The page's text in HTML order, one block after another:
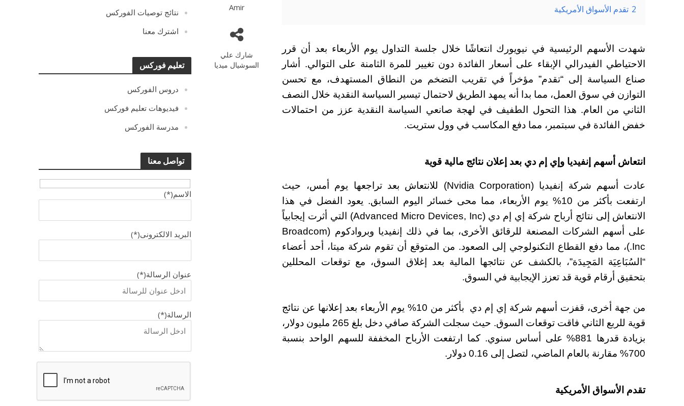
نتائج توصيات الفوركس
اشترك معنا
تعليم فوركس
دروس الفوركس
فيديوهات تعليم فوركس
مدرسة الفوركس
تواصل معنا
الاسم(*)
البريد الالكترونى(*)
عنوان الرسالة(*)
الرسالة(*)
Amir
شارك علي
السوشيال ميديا
2 تقدم الأسواق الأمريكية
شهدت الأسهم الرئيسية في نيويورك انتعاشًا خلال جلسة التداول يوم الأربعاء بعد أن قرر
الاحتياطي الفيدرالي الإبقاء على أسعار الفائدة دون تغيير للمرة الثامنة على التوالي. أشار
صناع السياسة إلى “تقدم” مؤخراً في تقريب التضخم من النطاق المستهدف، مع تحسن
التوازن في سوق العمل، مما بدا أنه يمهد الطريق لاحتمال تيسير السياسة النقدية خلال النصف
الثاني من العام. هذا التحول الطفيف في لهجة صانعي السياسة النقدية عزز من احتمالات
خفض الفائدة في سبتمبر، مما دفع المكاسب في وول ستريت.
انتعاش أسهم إنفيديا وإي إم دي بعد إعلان نتائج مالية قوية
عادت أسهم شركة إنفيديا (Nvidia Corporation) للانتعاش بعد تراجعها يوم أمس، حيث
ارتفعت بأكثر من 10% يوم الأربعاء، مما محى خسائر اليوم السابق. يعود الفضل في هذا
الانتعاش إلى نتائج أرباح شركة إي إم دي (Advanced Micro Devices, Inc) التي أثرت إيجابياً
على أسهم الشركات المصنعة للرقائق الأخرى، بما في ذلك إنفيديا وبروادكوم (Broadcom
Inc.)، مما دفع القطاع التكنولوجي إلى الصعود.
من المتوقع أن تقوم شركة ميتا، أحد أعضاء
“السُبَاعِيَة المَجِيدَة”، بالكشف عن نتائجها المالية بعد إغلاق السوق، مع توقعات المحللين
بتحقيق أرقام قوية قد تعزز الإيجابية في السوق.
من جهة أخرى، قفزت أسهم شركة إي إم دي بأكثر من 10% يوم الأربعاء بعد إعلانها عن نتائج
قوية للربع الثاني فاقت توقعات السوق. حيث سجلت الشركة صافي دخل بلغ 265 مليون دولار،
بزيادة قدرها 881% على أساس سنوي. كما ارتفعت الأرباح المخففة للسهم الواحد بنسبة
700% مقارنة بالعام الماضي، لتصل إلى 0.16 دولار.
تقدم الأسواق الأمريكية